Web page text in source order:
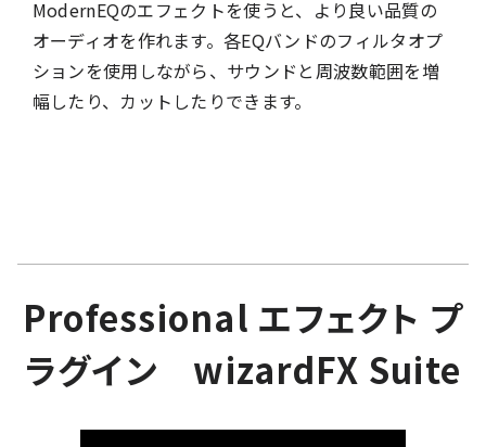
ModernEQのエフェクトを使うと、より良い品質の
オーディオを作れます。各EQバンドのフィルタオプ
ションを使用しながら、サウンドと周波数範囲を増
幅したり、カットしたりできます。
Professional エフェクト プ
ラグイン wizardFX Suite